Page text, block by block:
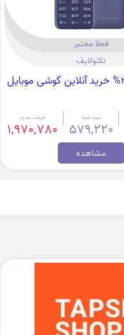
فعلا معتبر
تکنولایف
سود شما
579,220
قیمت جدید
1,970,780
مشاهده